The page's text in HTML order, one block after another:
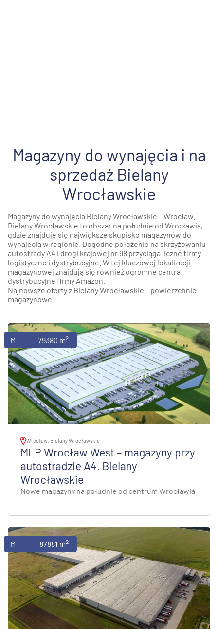
Magazyny do wynajęcia i na
sprzedaż Bielany
Wrocławskie
Magazyny do wynajęcia Bielany Wrocławskie – Wrocław.
Bielany Wrocławskie to obszar na południe od Wrocławia,
gdzie znajduje się największe skupisko magazynów do
wynajęcia w regionie. Dogodne położenie na skrzyżowaniu
autostrady A4 i drogi krajowej nr 98 przyciąga liczne firmy
logistyczne i dystrybucyjne. W tej kluczowej lokalizacji
magazynowej znajdują się również ogromne centra
dystrybucyjne firmy Amazon.
Najnowsze oferty z Bielany Wrocławskie – powierzchnie
magazynowe
Magazyny79380 m2
Wrocław, Bielany Wrocławskie
MLP Wrocław West – magazyny przy
autostradzie A4, Bielany
Wrocławskie
Nowe magazyny na południe od centrum Wrocławia
Magazyny87881 m2